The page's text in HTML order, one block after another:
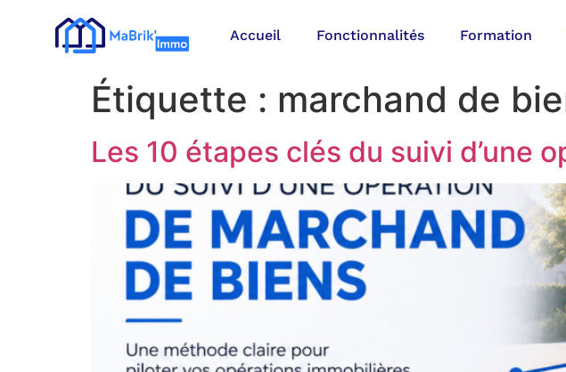
Accueil Fonctionnalités Formation
Étiquette : marchand de
Les 10 étapes clés du suivi d’une